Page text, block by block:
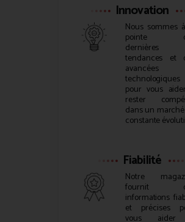
Innovation
Nous sommes
pointe
dernières
tendances et
avancées
technologiques
pour vous
rester
dans un
constante
Fiabilité
Notre
fournit
informations
et précises
vous